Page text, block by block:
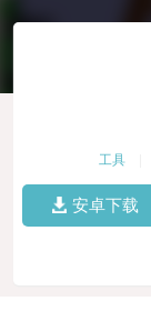
工具
安卓下载